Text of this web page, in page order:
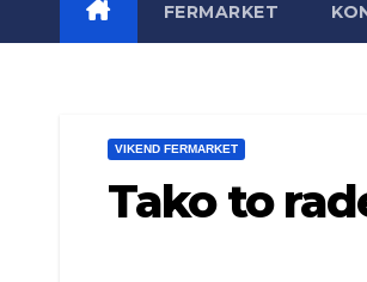
FERMARKET
VIKEND FERMARKET
Tako to